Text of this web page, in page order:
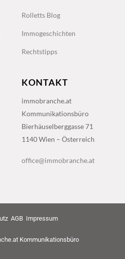
Rolletts Blog
Immogeschichten
Rechtstipps
KONTAKT
immobranche.at
Kommunikationsbüro
Bierhäuselberggasse 71
1140 Wien – Österreich
office@immobranche.at
AGB Impressum
Kommunikationsbüro